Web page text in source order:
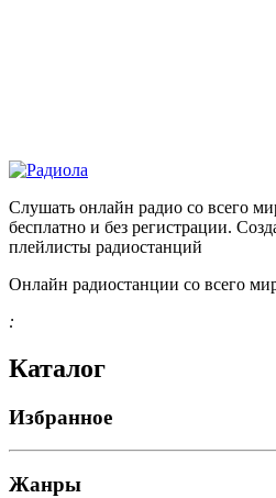
Слушать онлайн радио со всего
бесплатно и без регистрации.
плейлисты радиостанций
Онлайн радиостанции со всего
:
Каталог
Избранное
Жанры